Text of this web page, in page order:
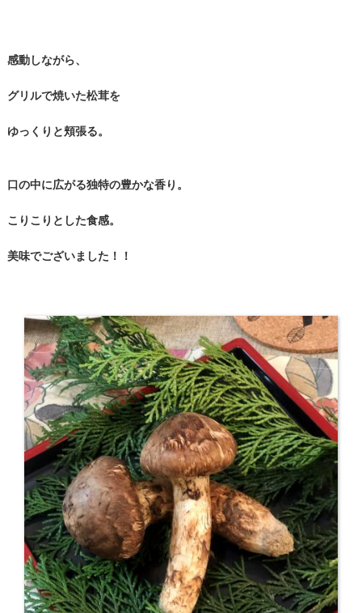
感動しながら、
グリルで焼いた松茸を
ゆっくりと頬張る。
口の中に広がる独特の豊かな香り。
こりこりとした食感。
美味でございました！！